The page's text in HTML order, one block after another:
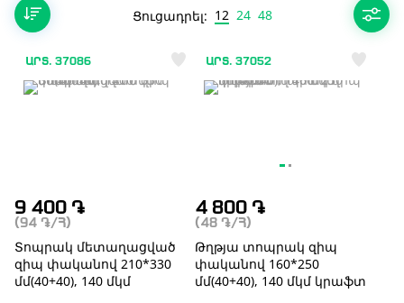
Ցուցադրել: 12 24 48
ԱՐՏ. 37086
9 400 ֏
(94 ֏ /Հ)
Տոպրակ մետաղացված
զիպ փականով 210*330
մմ(40+40), 140 մկմ
ԱՐՏ. 37052
4 800 ֏
(48 ֏ /Հ)
Թղթյա տոպրակ զիպ
փականով 160*250
մմ(40+40), 140 մկմ կրաֆտ